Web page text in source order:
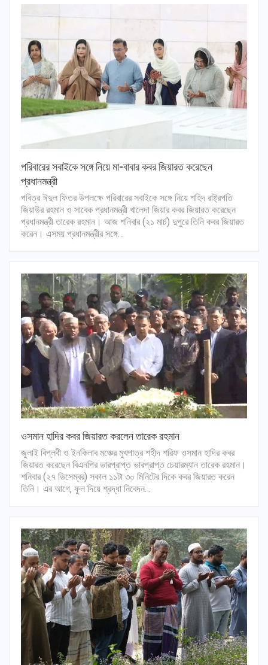
পরিবারের সবাইকে সঙ্গে নিয়ে মা-বাবার কবর জিয়ারত করেছেন
প্রধানমন্ত্রী
পবিত্র ঈদুল ফিতর উপলক্ষে পরিবারের সবাইকে সঙ্গে নিয়ে শহিদ রাষ্ট্রপতি
জিয়াউর রহমান ও সাবেক প্রধানমন্ত্রী খালেদা জিয়ার কবর জিয়ারত করেছেন
প্রধানমন্ত্রী তারেক রহমান। আজ শনিবার (২১ মার্চ) দুপুরে তিনি কবর জিয়ারত
করেন। এসময় প্রধানমন্ত্রীর সঙ্গে…
ওসমান হাদির কবর জিয়ারত করলেন তারেক রহমান
জুলাই বিপ্লবী ও ইনকিলাব মঞ্চের মুখপাত্র শহীদ শরিফ ওসমান হাদির কবর
জিয়ারত করেছেন বিএনপির ভারপ্রাপ্ত ভারপ্রাপ্ত চেয়ারম্যান তারেক রহমান।
শনিবার (২৭ ডিসেম্বর) সকাল ১১টা ৩০ মিনিটের দিকে কবর জিয়ারত করেন
তিনি। এর আগে, ফুল দিয়ে শ্রদ্ধা নিবেদন…